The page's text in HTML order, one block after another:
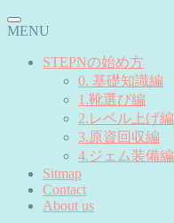
MENU
STEPNの始め方
0. 基礎知識編
1.靴選び編
2.レベル上げ編
3.原資回収編
4.ジェム装備編
Sitmap
Contact
About us